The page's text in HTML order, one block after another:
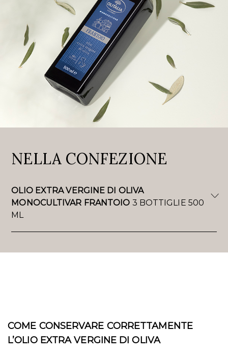
NELLA CONFEZIONE
OLIO EXTRA VERGINE DI OLIVA
MONOCULTIVAR FRANTOIO 3 BOTTIGLIE 500
ML
COME CONSERVARE CORRETTAMENTE
L’OLIO EXTRA VERGINE DI OLIVA